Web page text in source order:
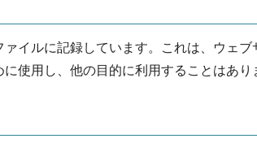
イルに記録しています。これは、ウェ
使用し、他の目的に利用することはあり